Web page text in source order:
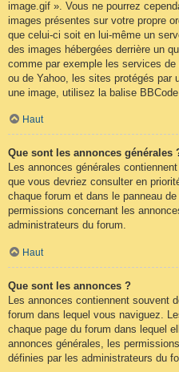
image.gif ». Vous ne pourrez
images présentes sur votre propre
que celui-ci soit en lui-même un
des images hébergées derrière un
comme par exemple les services
ou de Yahoo, les sites protégés par
une image, utilisez la balise
Haut
Que sont les annonces générales
Les annonces générales
que vous devriez consulter en
chaque forum et dans le panneau
permissions concernant les
administrateurs du forum.
Haut
Que sont les annonces ?
Les annonces contiennent souvent
forum dans lequel vous naviguez.
chaque page du forum dans lequel
annonces générales, les
définies par les administrateurs du